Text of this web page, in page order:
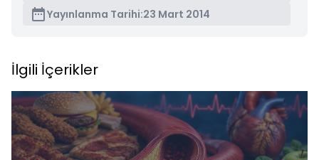
Yayınlanma Tarihi:23 Mart 2014
İlgili İçerikler